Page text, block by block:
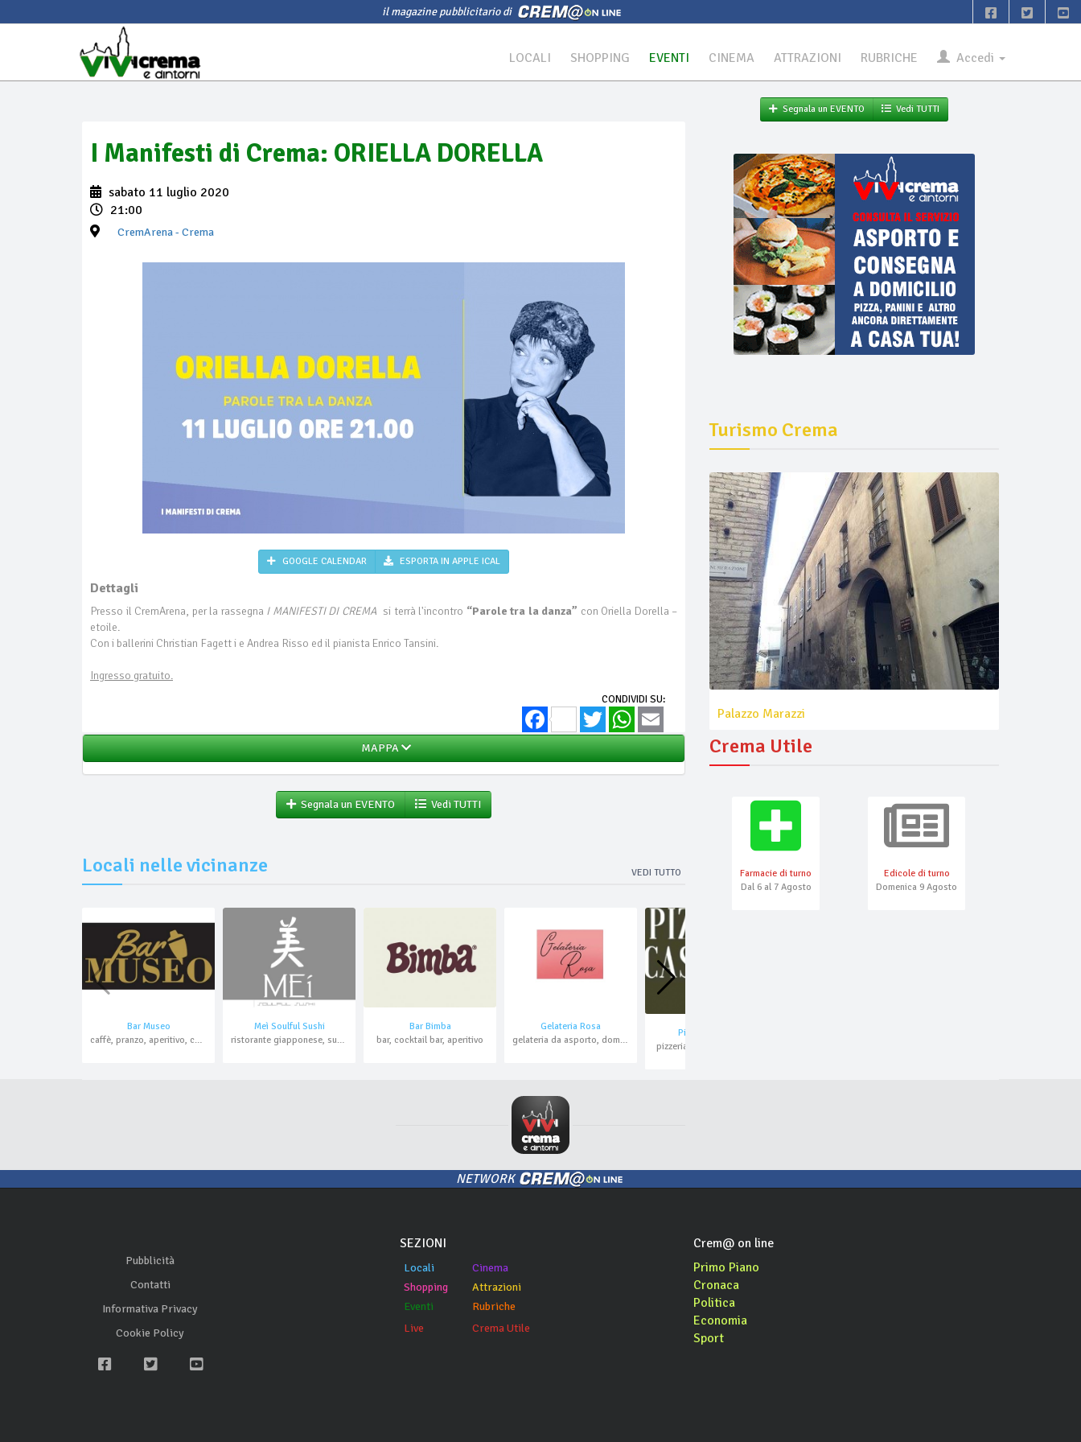
il magazine pubblicitario di
LOCALI SHOPPING EVENTI CINEMA ATTRAZIONI RUBRICHE Accedi
I Manifesti di Crema: ORIELLA DORELLA
sabato 11 luglio 2020
21:00
CremArena- Crema
GOOGLE CALENDAR ESPORTA IN APPLE ICAL
Dettagli
Presso il CremArena, per la rassegna I MANIFESTI DI CREMA si terrà l'incontro “Parole tra la danza” con Oriella Dorella –
etoile.
Con i ballerini Christian Fagett i e Andrea Risso ed il pianista Enrico Tansini.
Ingresso gratuito.
CONDIVIDI SU:
FacebookTwitter WhatsApp
MAPPA
Segnala un EVENTO Vedi TUTTI
Locali nelle vicinanze VEDI TUTTO
Bar Museo
caffè, pranzo, aperitivo, cocktail bar
Meì Soulful Sushi
ristorante giapponese, sushi bar, aperitivo, cocktail bar, asporto, domicilio
Bar Bimba
bar, cocktail bar, aperitivo
Gelateria Rosa
gelateria da asporto, domicilio
Pizzeria Castello
pizzeria al trancio, asporto
Segnala un EVENTO Vedi TUTTI
Turismo Crema
Palazzo Marazzi
Crema Utile
Farmacie di turno
Dal 6 al 7 Agosto
Edicole di turno
Domenica 9 Agosto
NETWORK
Pubblicità
Contatti
Informativa Privacy
Cookie Policy
SEZIONI
Locali
Shopping
Eventi
Live
Cinema
Attrazioni
Rubriche
Crema Utile
Crem@ on line
Primo Piano
Cronaca
Politica
Economia
Sport